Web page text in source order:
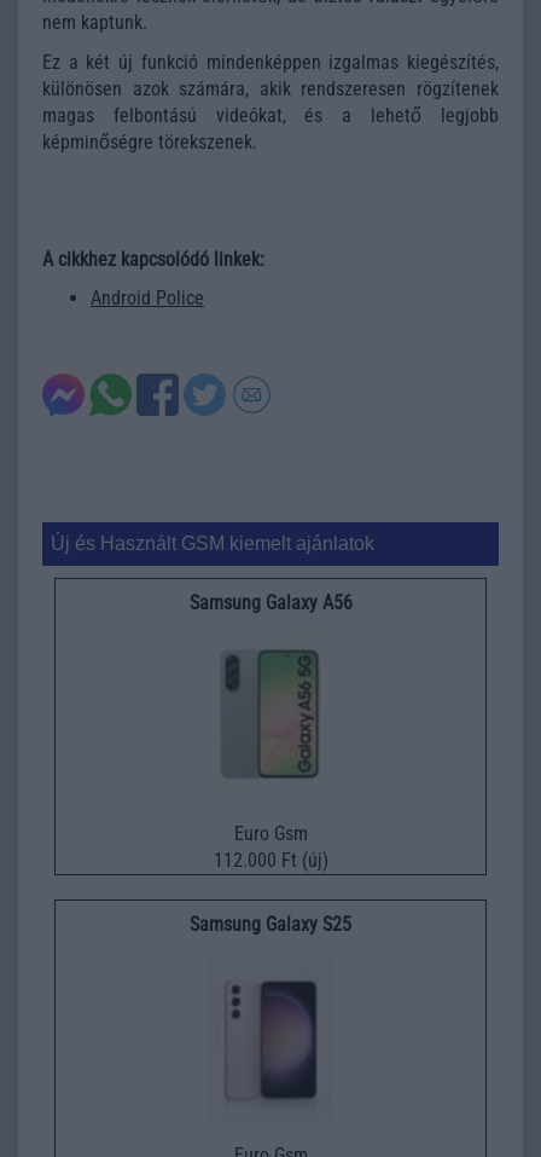
nem kaptunk.
Ez a két új funkció mindenképpen izgalmas kiegészítés,
különösen azok számára, akik rendszeresen rögzítenek
magas felbontású videókat, és a lehető legjobb
képminőségre törekszenek.
A cikkhez kapcsolódó linkek:
Android Police
Új és Használt GSM kiemelt ajánlatok
Samsung Galaxy A56
Euro Gsm
112.000 Ft (új)
Samsung Galaxy S25